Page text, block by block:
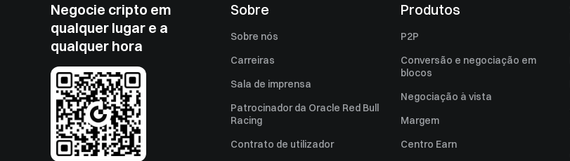
Negocie cripto em
qualquer lugar e a
qualquer hora
Sobre
Sobre nós
Carreiras
Sala de imprensa
Patrocinador da Oracle Red Bull
Racing
Contrato de utilizador
Produtos
P2P
Conversão e negociação em
blocos
Negociação à vista
Margem
Centro Earn